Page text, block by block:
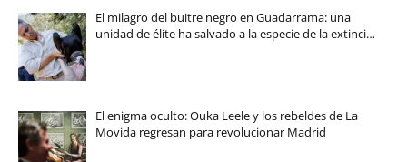
El milagro del buitre negro en Guadarrama: una
unidad de élite ha salvado a la especie de la extinci…
El enigma oculto: Ouka Leele y los rebeldes de La
Movida regresan para revolucionar Madrid